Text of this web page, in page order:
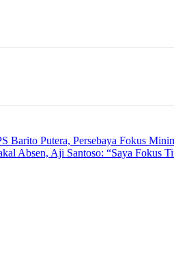
Barito Putera, Persebaya Fokus
Absen, Aji Santoso: “Saya Fokus